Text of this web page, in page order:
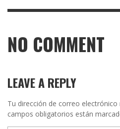
NO COMMENT
LEAVE A REPLY
Tu dirección de correo electrónico
campos obligatorios están